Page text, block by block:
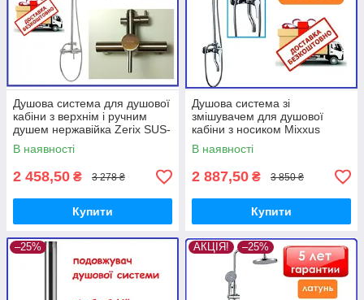
Душова система для душової
кабіни з верхнім і ручним
душем нержавійка Zerix SUS-
003-J SUS304
В наявності
2 458,50 ₴ 3 278 ₴
Купити
Душова система зі
змішувачем для душової
кабіни з носиком Mixxus
Premium LAGUNA 009-J
(MI6825)
В наявності
2 887,50 ₴ 3 850 ₴
Купити
–25% АКЦІЯ! –25%